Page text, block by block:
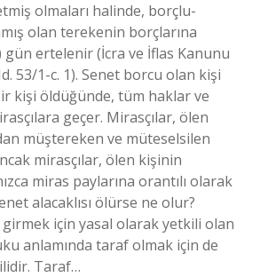
olmaları halinde, borçlu-
olan terekenin borçlarına
gün ertelenir (İcra ve İflas Kanunu
53/1-c. 1). Senet borcu olan kişi
kişi öldüğünde, tüm haklar ve
geçer. Mirasçılar, ölen
müştereken ve müteselsilen
mirasçılar, ölen kişinin
miras paylarına orantılı olarak
alacaklısı ölürse ne olur?
için yasal olarak yetkili olan
anlamında taraf olmak için de
Taraf…